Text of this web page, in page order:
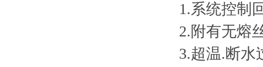
1.系统控制
2.附有无熔
3.超温.断水